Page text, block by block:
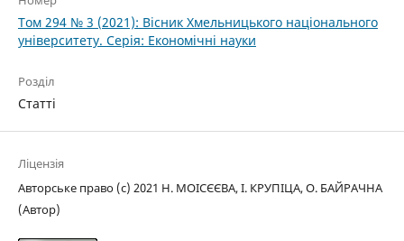
Том 294 № 3 (2021): Вісник Хмельницького національного
університету. Серія: Економічні науки
Розділ
Статті
Ліцензія
Авторське право (c) 2021 Н. МОІСЄЄВА, І. КРУПІЦА, О. БАЙРАЧНА
(Автор)